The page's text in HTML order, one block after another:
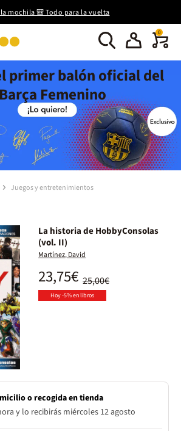
mochila 🎒 Todo para la vuelta
0
primer balón oficial del
Barça Femenino
Juegos y entretenimientos
La historia de HobbyConsolas
(vol. II)
Martínez, David
25,00€
23,75€
Hoy -5% en libros
o recogida en tienda
y lo recibirás miércoles 12 agosto